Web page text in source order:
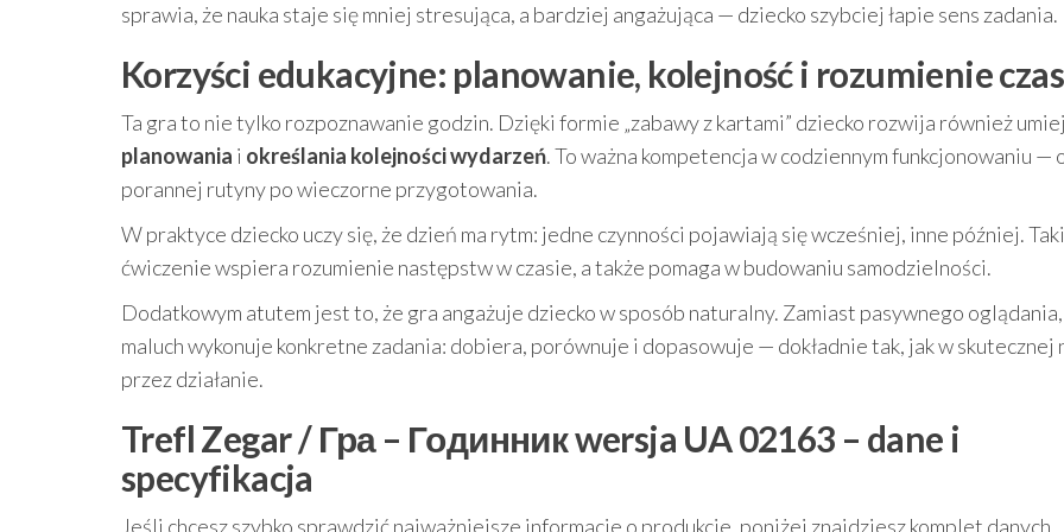
sprawia, że nauka staje się mniej stresująca, a bardziej angażująca — dziecko szybciej łapie sens zadania.
Korzyści edukacyjne: planowanie, kolejność i rozumienie
Ta gra to nie tylko rozpoznawanie godzin. Dzięki formie „zabawy z kartami” dziecko rozwija również
planowania i określania kolejności wydarzeń. To ważna kompetencja w codziennym funkcjonowaniu —
porannej rutyny po wieczorne przygotowania.
W praktyce dziecko uczy się, że dzień ma rytm: jedne czynności pojawiają się wcześniej, inne później.
ćwiczenie wspiera rozumienie następstw w czasie, a także pomaga w budowaniu samodzielności.
Dodatkowym atutem jest to, że gra angażuje dziecko w sposób naturalny. Zamiast pasywnego oglądania,
maluch wykonuje konkretne zadania: dobiera, porównuje i dopasowuje — dokładnie tak, jak w skutecznej
przez działanie.
Trefl Zegar / Гра – Годинник wersja UA 02163 – dane i
specyfikacja
Jeśli chcesz szybko sprawdzić najważniejsze informacje o produkcie, poniżej znajdziesz komplet danych